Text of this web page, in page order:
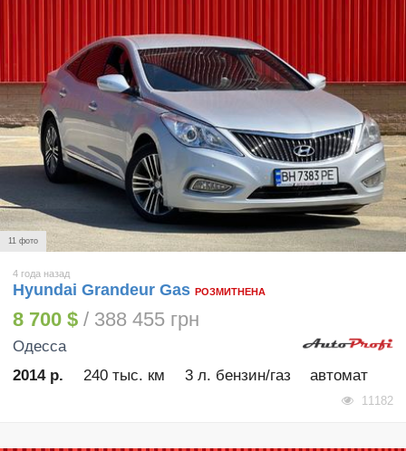
11 фото
4 года назад
Hyundai Grandeur Gas РОЗМИТНЕНА
8 700 $ / 388 455 грн
Одесса
2014 р.
240 тыс. км 3 л. бензин/газ автомат
11182